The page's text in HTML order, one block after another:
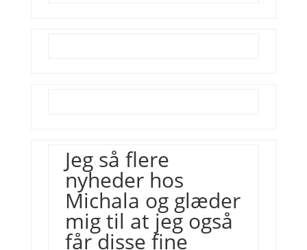
Jeg så flere
nyheder hos
Michala og glæder
mig til at jeg også
får disse fine